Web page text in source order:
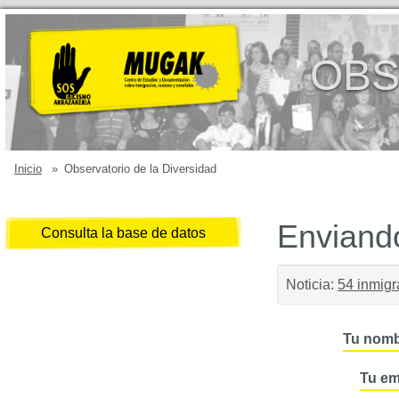
Inicio » Observatorio de la Diversidad
Consulta la base de datos
Noticia: 54
Tu
Tu